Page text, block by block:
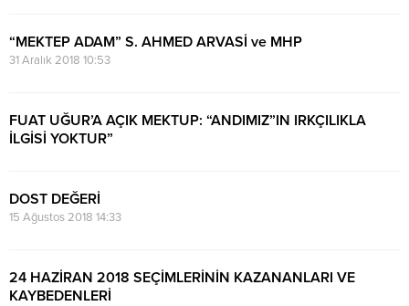
“MEKTEP ADAM” S. AHMED ARVASİ ve MHP
31 Aralık 2018 10:53
FUAT UĞUR’A AÇIK MEKTUP: “ANDIMIZ”IN IRKÇILIKLA
İLGİSİ YOKTUR”
DOST DEĞERİ
15 Ağustos 2018 14:33
24 HAZİRAN 2018 SEÇİMLERİNİN KAZANANLARI VE
KAYBEDENLERİ